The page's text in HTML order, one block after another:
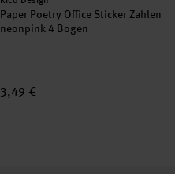
Paper Poetry Office Sticker Zahlen
neonpink 4 Bogen
3,49 €